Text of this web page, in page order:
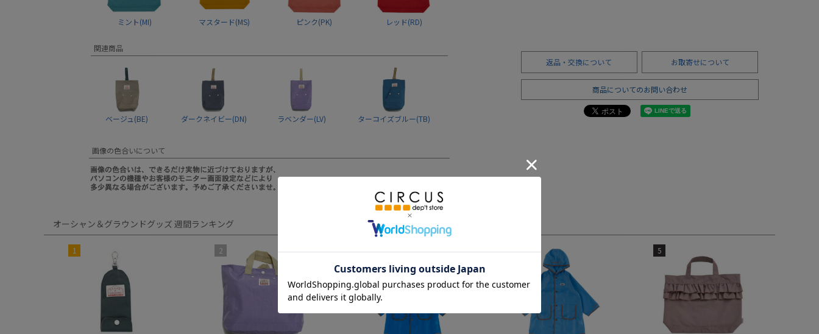
ミント(MI) マスタード(MS) ピンク(PK) レッド(RD)
関連商品
ベージュ(BE) ダークネイビー(DN) ラベンダー(LV) ターコイズブルー(TB)
画像の色合いについて
返品・交換について お取寄せについて
商品についてのお問い合わせ
オーシャン＆グラウンドグッズ 週間ランキング
1 2 3 4 5